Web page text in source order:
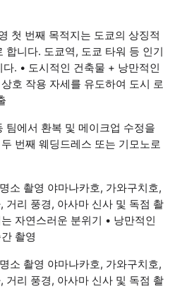
첫 번째 목적지는 도쿄의 상징적
합니다. 도쿄역, 도쿄 타워 등 인기
. • 도시적인 건축물 + 낭만적인
호 작용 자세를 유도하여 도시 로
팀에서 환복 및 메이크업 수정을
번째 웨딩드레스 또는 기모노로
소 촬영 야마나카호, 가와구치호,
거리 풍경, 아사마 신사 및 독점 촬
자연스러운 분위기 • 낭만적인
촬영
소 촬영 야마나카호, 가와구치호,
거리 풍경, 아사마 신사 및 독점 촬